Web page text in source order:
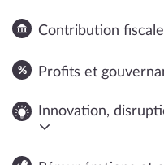
Contribution
Profits et
Innovation,